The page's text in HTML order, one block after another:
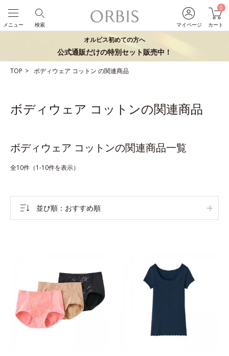
マイページ
0
カート
検索
メニュー
オルビス初めての方へ
公式通販だけの特別セット販売中！
TOP ボディウェア コットン の関連商品
ボディウェア コットンの関連商品
ボディウェア コットンの関連商品一覧
全10件（1-10件を表示）
並び順 おすすめ順